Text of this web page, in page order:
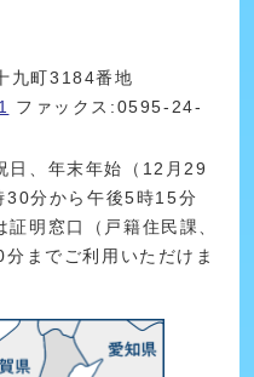
九町3184番地
ファックス:0595-24-
日、年末年始（12月29
30分から午後5時15分
明窓口（戸籍住民課、
までご利用いただけま